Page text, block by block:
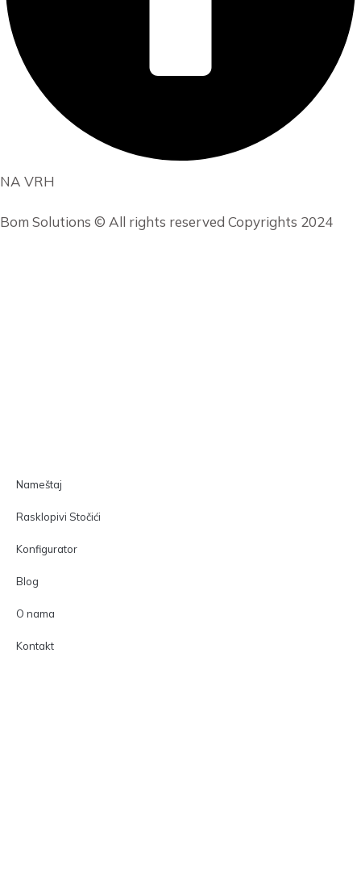
NA VRH
Bom Solutions © All rights reserved Copyrights 2024
Nameštaj
Rasklopivi Stočići
Konfigurator
Blog
O nama
Kontakt